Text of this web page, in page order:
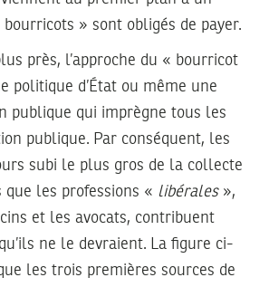
» sont obligés de payer.
près, l’approche du « bourricot
politique d’État ou même une
publique qui imprègne tous les
publique. Par conséquent, les
subi le plus gros de la collecte
que les professions « libérales»,
et les avocats, contribuent
ne le devraient. La figure ci-
les trois premières sources de